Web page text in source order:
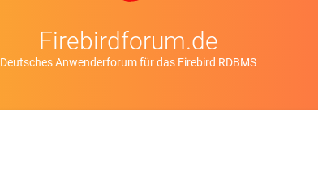
Firebirdforum.de
Deutsches Anwenderforum für das Firebird RDBMS